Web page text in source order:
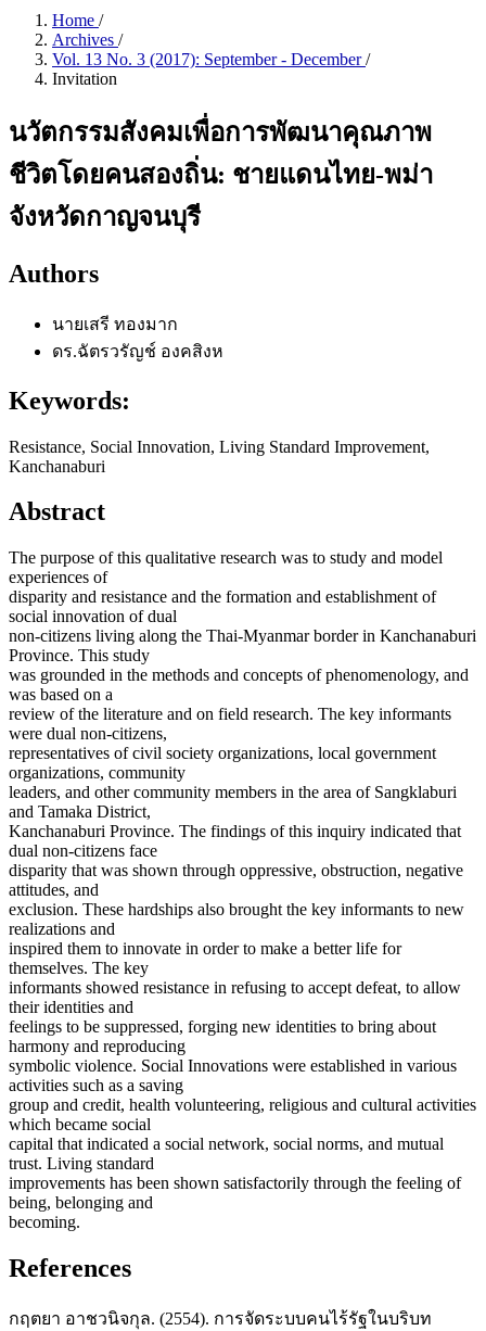
Home /
Archives /
Vol. 13 No. 3 (2017): September - December/
Invitation
นวัตกรรมสังคมเพื่อการพัฒนาคุณภาพ
ชีวิตโดยคนสองถิ่น: ชายแดนไทย-พม่า
จังหวัดกาญจนบุรี
Authors
นายเสรี ทองมาก
ดร.ฉัตรวรัญช์ องคสิงห
Keywords:
Resistance, Social Innovation, Living Standard Improvement,
Kanchanaburi
Abstract
The purpose of this qualitative research was to study and model
experiences of
disparity and resistance and the formation and establishment of
social innovation of dual
non-citizens living along the Thai-Myanmar border in Kanchanaburi
Province. This study
was grounded in the methods and concepts of phenomenology, and
was based on a
review of the literature and on field research. The key informants
were dual non-citizens,
representatives of civil society organizations, local government
organizations, community
leaders, and other community members in the area of Sangklaburi
and Tamaka District,
Kanchanaburi Province. The findings of this inquiry indicated that
dual non-citizens face
disparity that was shown through oppressive, obstruction, negative
attitudes, and
exclusion. These hardships also brought the key informants to new
realizations and
inspired them to innovate in order to make a better life for
themselves. The key
informants showed resistance in refusing to accept defeat, to allow
their identities and
feelings to be suppressed, forging new identities to bring about
harmony and reproducing
symbolic violence. Social Innovations were established in various
activities such as a saving
group and credit, health volunteering, religious and cultural activities
which became social
capital that indicated a social network, social norms, and mutual
trust. Living standard
improvements has been shown satisfactorily through the feeling of
being, belonging and
becoming.
References
กฤตยา อาชวนิจกุล. (2554). การจัดระบบคนไร้รัฐในบริบท